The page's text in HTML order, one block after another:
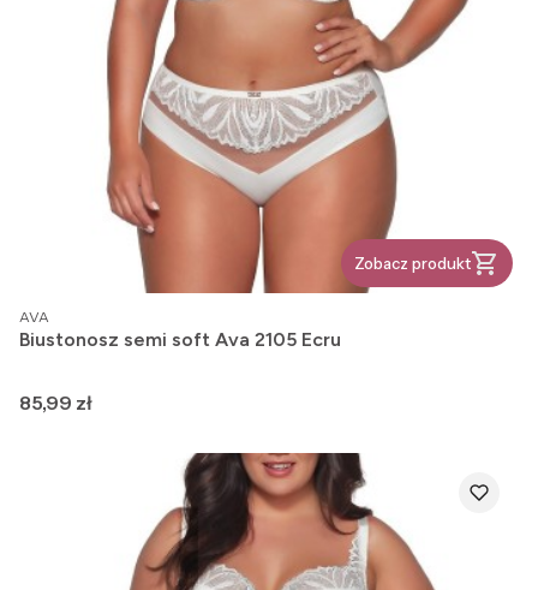
Zobacz produkt
PRODUCENT
AVA
Biustonosz semi soft Ava 2105 Ecru
Cena
85,99 zł